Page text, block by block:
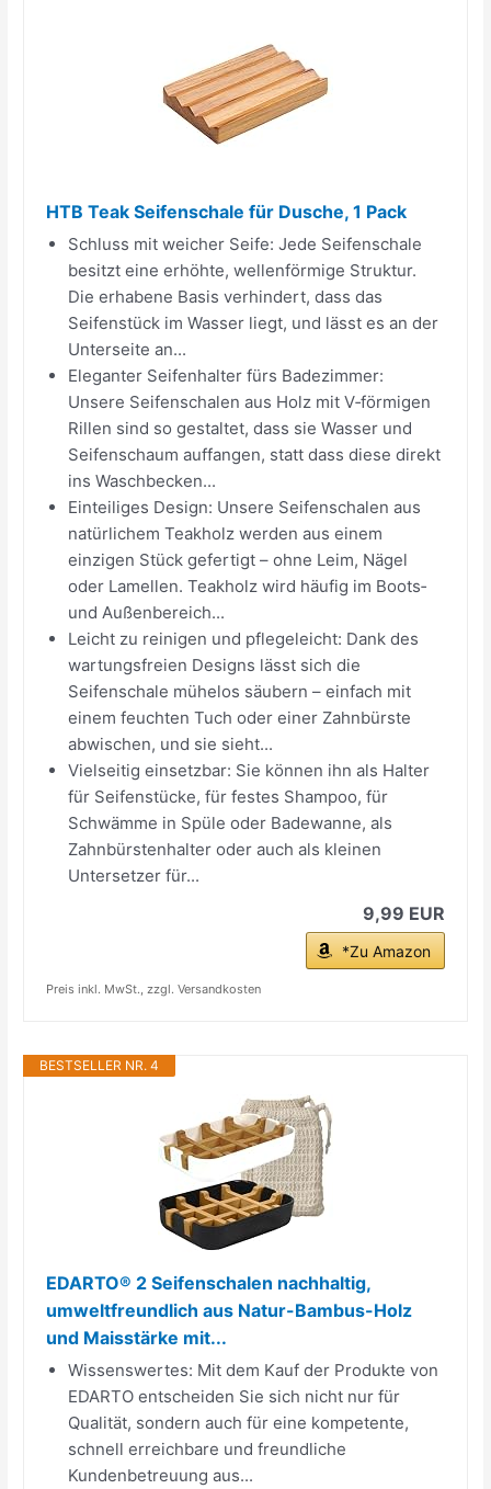
HTB Teak Seifenschale für Dusche, 1 Pack
Schluss mit weicher Seife: Jede Seifenschale
besitzt eine erhöhte, wellenförmige Struktur.
Die erhabene Basis verhindert, dass das
Seifenstück im Wasser liegt, und lässt es an der
Unterseite an...
Eleganter Seifenhalter fürs Badezimmer:
Unsere Seifenschalen aus Holz mit V‑förmigen
Rillen sind so gestaltet, dass sie Wasser und
Seifenschaum auffangen, statt dass diese direkt
ins Waschbecken...
Einteiliges Design: Unsere Seifenschalen aus
natürlichem Teakholz werden aus einem
einzigen Stück gefertigt – ohne Leim, Nägel
oder Lamellen. Teakholz wird häufig im Boots‑
und Außenbereich...
Leicht zu reinigen und pflegeleicht: Dank des
wartungsfreien Designs lässt sich die
Seifenschale mühelos säubern – einfach mit
einem feuchten Tuch oder einer Zahnbürste
abwischen, und sie sieht...
Vielseitig einsetzbar: Sie können ihn als Halter
für Seifenstücke, für festes Shampoo, für
Schwämme in Spüle oder Badewanne, als
Zahnbürstenhalter oder auch als kleinen
Untersetzer für...
9,99 EUR
*Zu Amazon
Preis inkl. MwSt., zzgl. Versandkosten
BESTSELLER NR. 4
EDARTO® 2 Seifenschalen nachhaltig,
umweltfreundlich aus Natur-Bambus-Holz
und Maisstärke mit...
Wissenswertes: Mit dem Kauf der Produkte von
EDARTO entscheiden Sie sich nicht nur für
Qualität, sondern auch für eine kompetente,
schnell erreichbare und freundliche
Kundenbetreuung aus...